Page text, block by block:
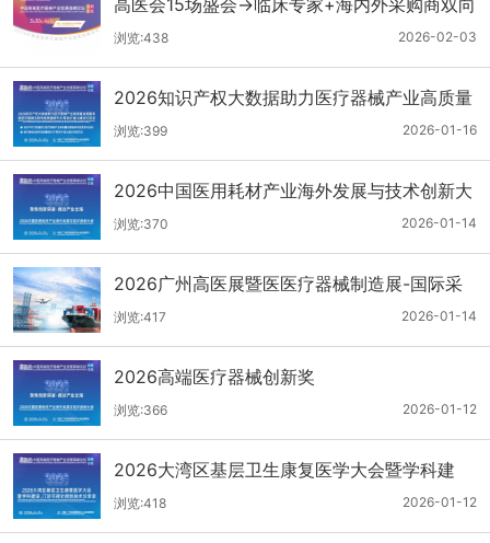
对接
2026-02-03
浏览:438
2026知识产权大数据助力医疗器械产业高质量
发展服务暨医疗器械注册申报质量提升与'零发
补'能力建设交流会
2026-01-16
浏览:399
2026中国医用耗材产业海外发展与技术创新大
会
2026-01-14
浏览:370
2026广州高医展暨医医疗器械制造展-国际采
购商名单第二批公布
2026-01-14
浏览:417
2026高端医疗器械创新奖
2026-01-12
浏览:366
2026大湾区基层卫生康复医学大会暨学科建
设、门诊可视化微创技术分享会
2026-01-12
浏览:418